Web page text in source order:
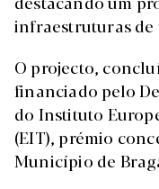
infraestruturas de
O projecto,
financiado pelo
do Instituto
(EIT), prémio
Município de